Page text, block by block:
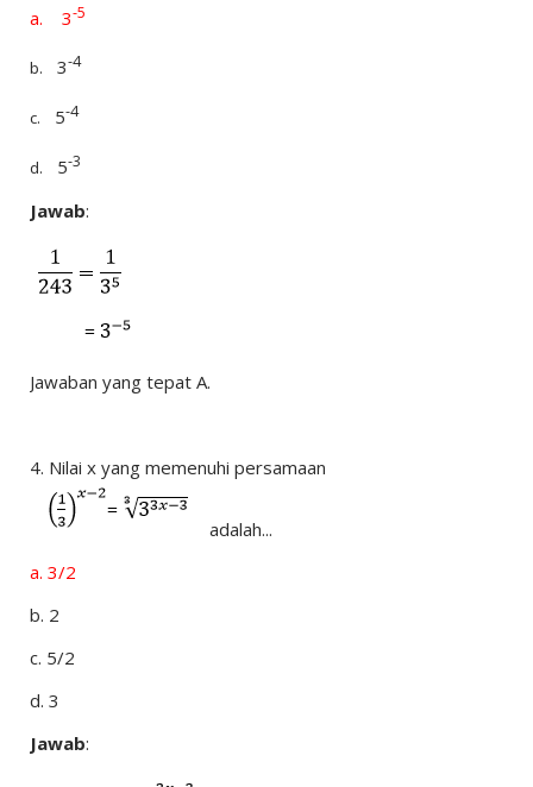
a. 3-5
b. 3-4
c. 5-4
d. 5-3
Jawab:
Jawaban yang tepat A.
4. Nilai x yang memenuhi persamaan
adalah...
a. 3/2
b. 2
c. 5/2
d. 3
Jawab: